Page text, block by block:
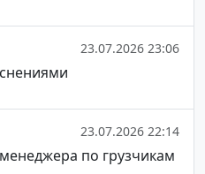
23.07.2026 23:06
23.07.2026 22:14
по грузчикам